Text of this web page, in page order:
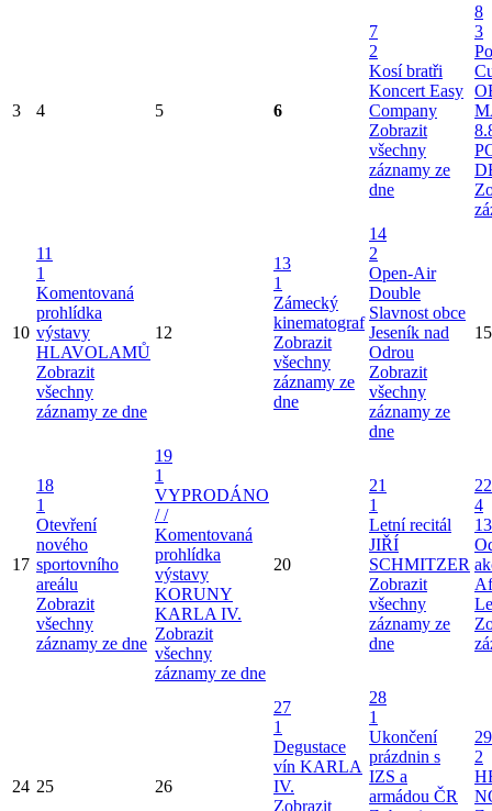
3 4 5 6
7
2
Kosí bratři
Koncert Easy
Company
Zobrazit
všechny
záznamy ze
dne
8
3
10
11
1
Komentovaná
prohlídka
výstavy
HLAVOLAMŮ
Zobrazit
všechny
záznamy ze dne
12
13
1
Zámecký
kinematograf
Zobrazit
všechny
záznamy ze
dne
14
2
Open-Air
Double
Slavnost obce
Jeseník nad
Odrou
Zobrazit
všechny
záznamy ze
dne
15
17
18
1
Otevření
nového
sportovního
areálu
Zobrazit
všechny
záznamy ze dne
19
1
VYPRODÁNO
/ /
Komentovaná
prohlídka
výstavy
KORUNY
KARLA IV.
Zobrazit
všechny
záznamy ze dne
20
21
1
Letní recitál
JIŘÍ
SCHMITZER
Zobrazit
všechny
záznamy ze
dne
22
4
24 25 26
27
1
Degustace
vín KARLA
IV.
Zobrazit
28
1
Ukončení
prázdnin s
IZS a
armádou ČR
29
2